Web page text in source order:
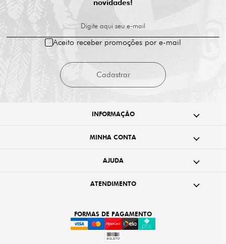
novidades!
Digite aqui seu e-mail
Cadastrar
Aceito receber promoções por e-mail
INFORMAÇÃO
MINHA CONTA
AJUDA
ATENDIMENTO
FORMAS DE PAGAMENTO